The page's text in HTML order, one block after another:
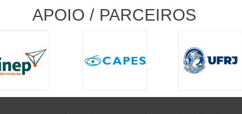
APOIO / PARCEIROS